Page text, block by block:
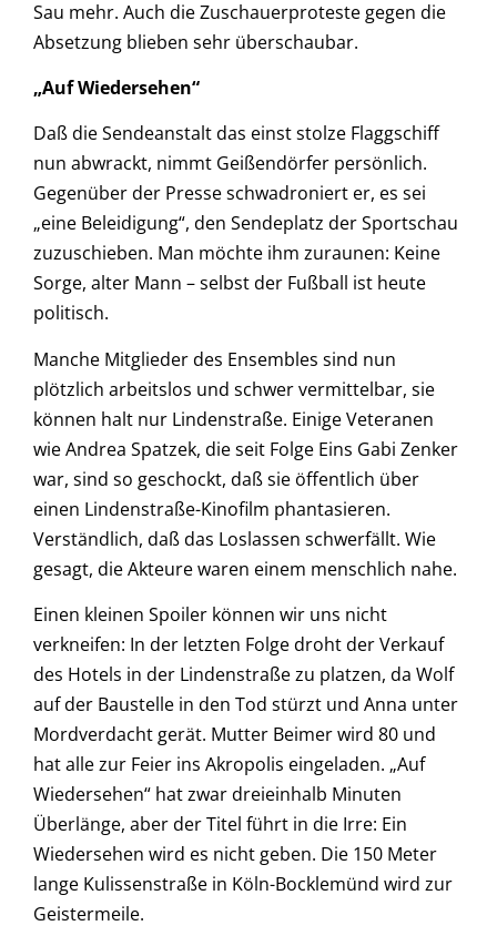
Sau mehr. Auch die Zuschauerproteste gegen die
Absetzung blieben sehr überschaubar.
„Auf Wiedersehen“
Daß die Sendeanstalt das einst stolze Flaggschiff
nun abwrackt, nimmt Geißendörfer persönlich.
Gegenüber der Presse schwadroniert er, es sei
„eine Beleidigung“, den Sendeplatz der Sportschau
zuzuschieben. Man möchte ihm zuraunen: Keine
Sorge, alter Mann – selbst der Fußball ist heute
politisch.
Manche Mitglieder des Ensembles sind nun
plötzlich arbeitslos und schwer vermittelbar, sie
können halt nur Lindenstraße. Einige Veteranen
wie Andrea Spatzek, die seit Folge Eins Gabi Zenker
war, sind so geschockt, daß sie öffentlich über
einen Lindenstraße-Kinofilm phantasieren.
Verständlich, daß das Loslassen schwerfällt. Wie
gesagt, die Akteure waren einem menschlich nahe.
Einen kleinen Spoiler können wir uns nicht
verkneifen: In der letzten Folge droht der Verkauf
des Hotels in der Lindenstraße zu platzen, da Wolf
auf der Baustelle in den Tod stürzt und Anna unter
Mordverdacht gerät. Mutter Beimer wird 80 und
hat alle zur Feier ins Akropolis eingeladen. „Auf
Wiedersehen“ hat zwar dreieinhalb Minuten
Überlänge, aber der Titel führt in die Irre: Ein
Wiedersehen wird es nicht geben. Die 150 Meter
lange Kulissenstraße in Köln-Bocklemünd wird zur
Geistermeile.